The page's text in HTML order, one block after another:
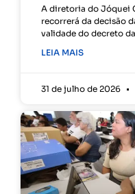
A diretoria do Jóquei
recorrerá da decisão
validade do decreto
LEIA MAIS
31 de julho de 2026